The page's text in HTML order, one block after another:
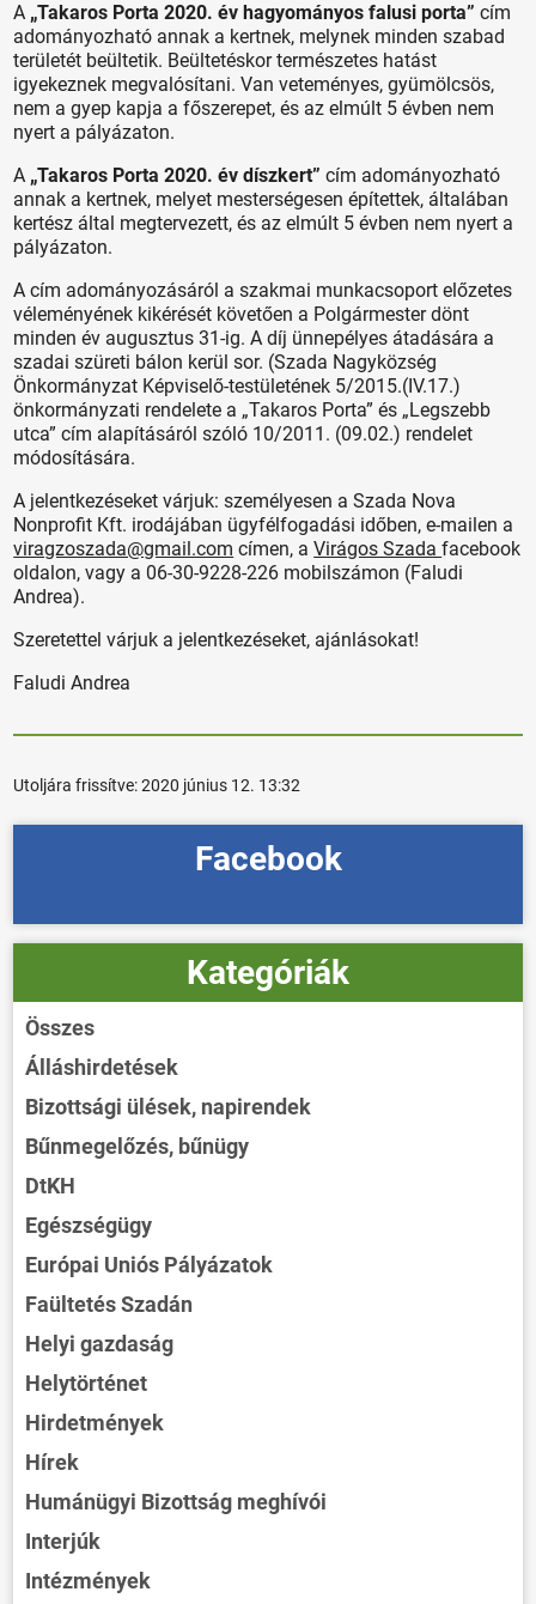
A „Takaros Porta 2020. év hagyományos falusi porta” cím
adományozható annak a kertnek, melynek minden szabad
területét beültetik. Beültetéskor természetes hatást
igyekeznek megvalósítani. Van veteményes, gyümölcsös,
nem a gyep kapja a főszerepet, és az elmúlt 5 évben nem
nyert a pályázaton.
A „Takaros Porta 2020. év díszkert”cím adományozható
annak a kertnek, melyet mesterségesen építettek, általában
kertész által megtervezett, és az elmúlt 5 évben nem nyert a
pályázaton.
A cím adományozásáról a szakmai munkacsoport előzetes
véleményének kikérését követően a Polgármester dönt
minden év augusztus 31-ig. A díj ünnepélyes átadására a
szadai szüreti bálon kerül sor. (Szada Nagyközség
Önkormányzat Képviselő-testületének 5/2015.(IV.17.)
önkormányzati rendelete a „Takaros Porta” és „Legszebb
utca” cím alapításáról szóló 10/2011. (09.02.) rendelet
módosítására.
A jelentkezéseket várjuk: személyesen a Szada Nova
Nonprofit Kft. irodájában ügyfélfogadási időben, e-mailen a
viragzoszada@gmail.com címen, aVirágos Szadafacebook
oldalon, vagy a 06-30-9228-226 mobilszámon (Faludi
Andrea).
Szeretettel várjuk a jelentkezéseket, ajánlásokat!
Faludi Andrea
Utoljára frissítve:2020 június 12. 13:32
Facebook
Kategóriák
Összes
Álláshirdetések
Bizottsági ülések, napirendek
Bűnmegelőzés, bűnügy
DtKH
Egészségügy
Európai Uniós Pályázatok
Faültetés Szadán
Helyi gazdaság
Helytörténet
Hirdetmények
Hírek
Humánügyi Bizottság meghívói
Interjúk
Intézmények